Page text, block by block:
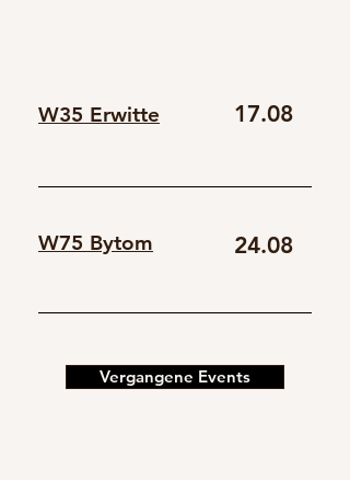
W35 Erwitte 17.08
W75 Bytom 24.08
Vergangene Events